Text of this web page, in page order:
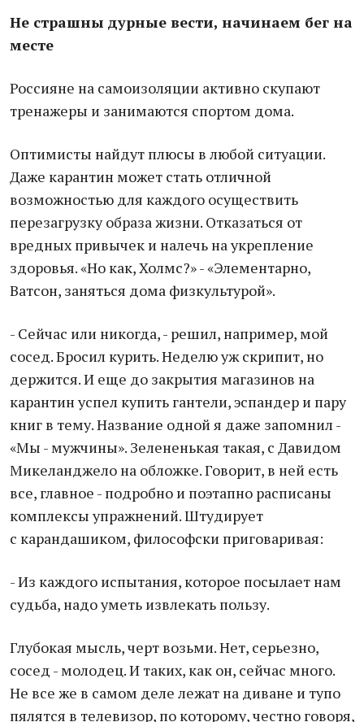
Не страшны дурные вести, начинаем бег на
месте
Россияне на самоизоляции активно скупают
тренажеры и занимаются спортом дома.
Оптимисты найдут плюсы в любой ситуации.
Даже карантин может стать отличной
возможностью для каждого осуществить
перезагрузку образа жизни. Отказаться от
вредных привычек и налечь на укрепление
здоровья. «Но как, Холмс?» - «Элементарно,
Ватсон, заняться дома физкультурой».
- Сейчас или никогда, - решил, например, мой
сосед. Бросил курить. Неделю уж скрипит, но
держится. И еще до закрытия магазинов на
карантин успел купить гантели, эспандер и пару
книг в тему. Название одной я даже запомнил -
«Мы - мужчины». Зелененькая такая, с Давидом
Микеланджело на обложке. Говорит, в ней есть
все, главное - подробно и поэтапно расписаны
комплексы упражнений. Штудирует
с карандашиком, философски приговаривая:
- Из каждого испытания, которое посылает нам
судьба, надо уметь извлекать пользу.
Глубокая мысль, черт возьми. Нет, серьезно,
сосед - молодец. И таких, как он, сейчас много.
Не все же в самом деле лежат на диване и тупо
пялятся в телевизор, по которому, честно говоря,